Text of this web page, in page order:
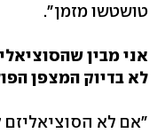
טושטשו מזמן".
אני מבין
לא בדיוק המצפן
"אם לא הסוציאליזם